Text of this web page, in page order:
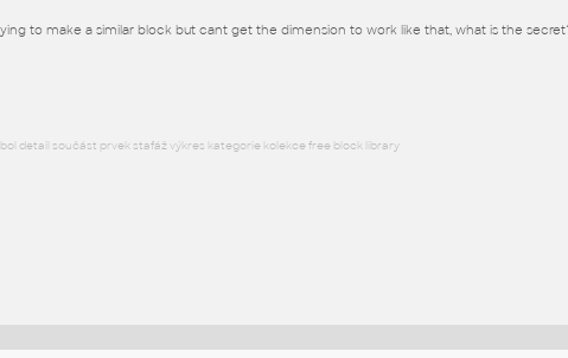
RVT Střecha
to make a similar block but cant get the dimension to work like that, what is the
detail součást prvek stafáž výkres kategorie kolekce free block library